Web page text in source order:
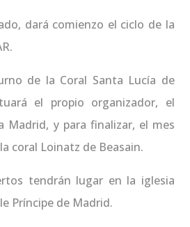
dará comienzo el ciclo de la
de la Coral Santa Lucía de
el propio organizador, el
Madrid, y para finalizar, el mes
coral Loinatz de Beasain.
tendrán lugar en la iglesia
Príncipe de Madrid.